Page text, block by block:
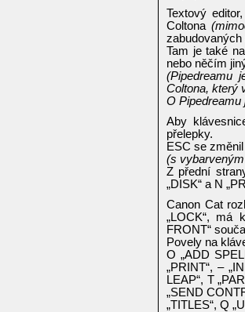
Textový
Coltona
zabudovaných
Tam je také
nebo něčím
(Pipedreamu
Coltona, který
O Pipedreamu
Aby
přelepky.
ESC se
(s
Z přední
„DISK“ a N
Canon Cat
„LOCK“, má
FRONT“
Povely na
O „ADD
„PRINT“, –
LEAP“, T
„SEND
„TITLES“, Q